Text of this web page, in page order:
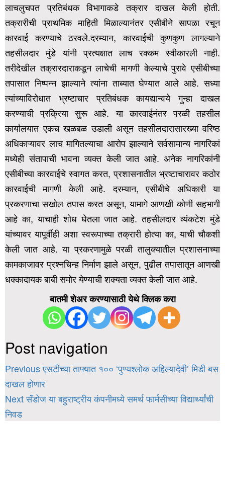
लाचलुचपत प्रतिबंधक विभागाकडे तक्रार दाखल केली होती.
तक्रारीची प्राथमिक माहिती मिळाल्यानंतर एसीबीने सापळा रचून
कारवाई करण्याचे ठरवले.दरम्यान, कारवाईची कुणकुण लागल्याने
तहसीलदार मुंडे यांनी प्रत्यक्षात लाच रक्कम स्वीकारली नाही.
तरीदेखील तक्रारदाराकडून लाचेची मागणी केल्याचे पुरावे एसीबीच्या
तपासात निष्पन्न झाल्याने त्यांना ताब्यात घेण्यात आले आहे. सध्या
त्यांच्याविरोधात भ्रष्टाचार प्रतिबंधक कायद्यान्वये गुन्हा दाखल
करण्याची प्रक्रिया सुरू आहे.या कारवाईनंतर परळी तहसील
कार्यालयात एकच खळबळ उडाली असून तहसीलदारासारख्या वरिष्ठ
अधिकाऱ्यावर लाच मागितल्याचा आरोप झाल्याने सर्वसामान्य नागरिकां
मध्येही संतापाची भावना व्यक्त केली जात आहे. अनेक नागरिकांनी
एसीबीच्या कारवाईचे स्वागत करत, प्रशासनातील भ्रष्टाचारावर कठोर
कारवाईची मागणी केली आहे.दरम्यान, एसीबीचे अधिकारी या
प्रकरणाचा सखोल तपास करत असून, यामागे आणखी कोणी सहभागी
आहे का, याचाही शोध घेतला जात आहे. तहसीलदार व्यंकटेश मुंडे
यांच्यावर यापूर्वीही अशा स्वरूपाच्या तक्रारी होत्या का, याची चौकशी
केली जात आहे.या प्रकरणामुळे परळी तालुक्यातील प्रशासनाच्या
कामकाजावर प्रश्नचिन्ह निर्माण झाले असून, पुढील तपासातून आणखी
धक्कादायक बाबी समोर येण्याची शक्यता व्यक्त केली जात आहे.
बातमी शेअर करण्यासाठी येथे क्लिक करा
Post navigation
Previousएसटीच्या ताफ्यात १०० ‘पुण्यश्लोक अहिल्यादेवी’ मिडी बस
दाखल होणार
Nextसॅंडोज या बहुराष्ट्रीय कंपनीमध्ये समर्थ फार्मसीच्या विद्यार्थ्यांची
निवड